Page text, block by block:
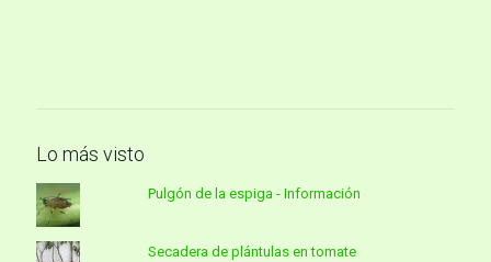
Lo más visto
Pulgón de la espiga - Información
Secadera de plántulas en tomate